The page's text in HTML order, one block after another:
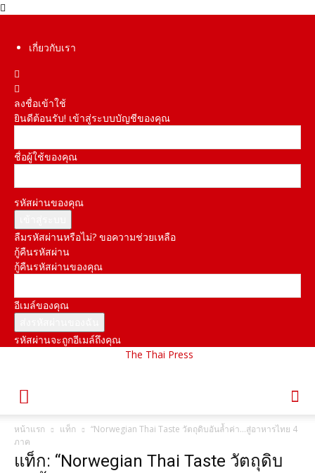
เกี่ยวกับเรา
ลงชื่อเข้าใช้
ยินดีต้อนรับ! เข้าสู่ระบบบัญชีของคุณ
ชื่อผู้ใช้ของคุณ
รหัสผ่านของคุณ
ลืมรหัสผ่านหรือไม่? ขอความช่วยเหลือ
กู้คืนรหัสผ่าน
กู้คืนรหัสผ่านของคุณ
อีเมล์ของคุณ
รหัสผ่านจะถูกอีเมล์ถึงคุณ
The Thai Press
หน้าแรก แท็ก
“Norwegian Thai Taste วัตถุดิบอันล้ำค่า…สู่อาหารไทย 4
ภาค
แท็ก: “Norwegian Thai Taste วัตถุดิบ